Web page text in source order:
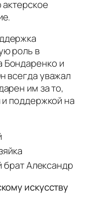
роль в
Бондаренко и
всегда уважал
им за то,
и поддержкой на
Александр
искусству